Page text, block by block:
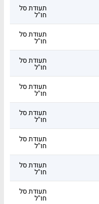
תעודת סל
חו"ל
תעודת סל
חו"ל
תעודת סל
חו"ל
תעודת סל
חו"ל
תעודת סל
חו"ל
תעודת סל
חו"ל
תעודת סל
חו"ל
תעודת סל
חו"ל